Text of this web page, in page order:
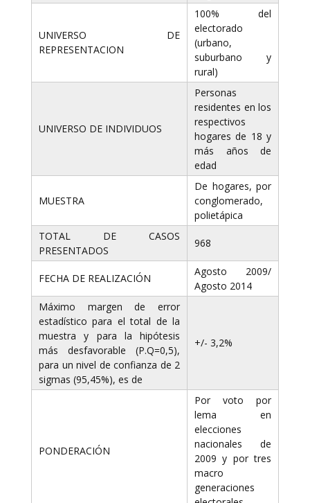
UNIVERSO DE
REPRESENTACION
100% del
electorado
(urbano,
suburbano y
rural)
UNIVERSO DE INDIVIDUOS
Personas
residentes en los
respectivos
hogares de 18 y
más años de
edad
MUESTRA
De hogares, por
conglomerado,
polietápica
TOTAL DE CASOS
PRESENTADOS
968
FECHA DE REALIZACIÓN
Agosto 2009/
Agosto 2014
Máximo margen de error
estadístico para el total de la
muestra y para la hipótesis
más desfavorable (P.Q=0,5),
para un nivel de confianza de 2
sigmas (95,45%), es de
+/- 3,2%
PONDERACIÓN
Por voto por
lema en
elecciones
nacionales de
2009 y por tres
macro
generaciones